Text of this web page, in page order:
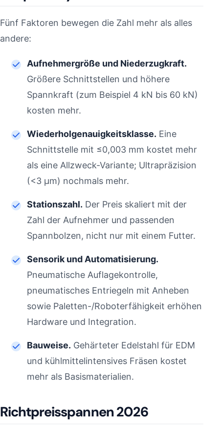
Fünf Faktoren bewegen die Zahl mehr als alles
andere:
Aufnehmergröße und Niederzugkraft.
Größere Schnittstellen und höhere
Spannkraft (zum Beispiel 4 kN bis 60 kN)
kosten mehr.
Wiederholgenauigkeitsklasse. Eine
Schnittstelle mit ≤0,003 mm kostet mehr
als eine Allzweck-Variante; Ultrapräzision
(<3 µm) nochmals mehr.
Stationszahl. Der Preis skaliert mit der
Zahl der Aufnehmer und passenden
Spannbolzen, nicht nur mit einem Futter.
Sensorik und Automatisierung.
Pneumatische Auflagekontrolle,
pneumatisches Entriegeln mit Anheben
sowie Paletten-/Roboterfähigkeit erhöhen
Hardware und Integration.
Bauweise. Gehärteter Edelstahl für EDM
und kühlmittelintensives Fräsen kostet
mehr als Basismaterialien.
Richtpreisspannen 2026